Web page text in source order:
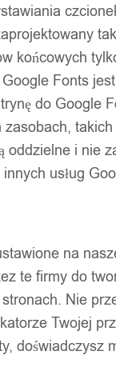
końcowych
Fonts
do Google
oddzielne i nie
usług
na
te firmy do
Nie
Twojej
doświadczysz